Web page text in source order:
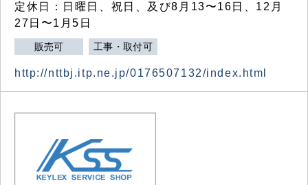
定休日：日曜日、祝日、及び8月13〜16日、12月
27日〜1月5日
販売可 工事・取付可
http://nttbj.itp.ne.jp/0176507132/index.html